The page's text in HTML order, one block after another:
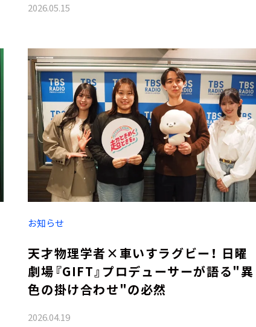
2026.05.15
お知らせ
天才物理学者×車いすラグビー！ 日曜
劇場『GIFT』プロデューサーが語る"異
色の掛け合わせ"の必然
2026.04.19